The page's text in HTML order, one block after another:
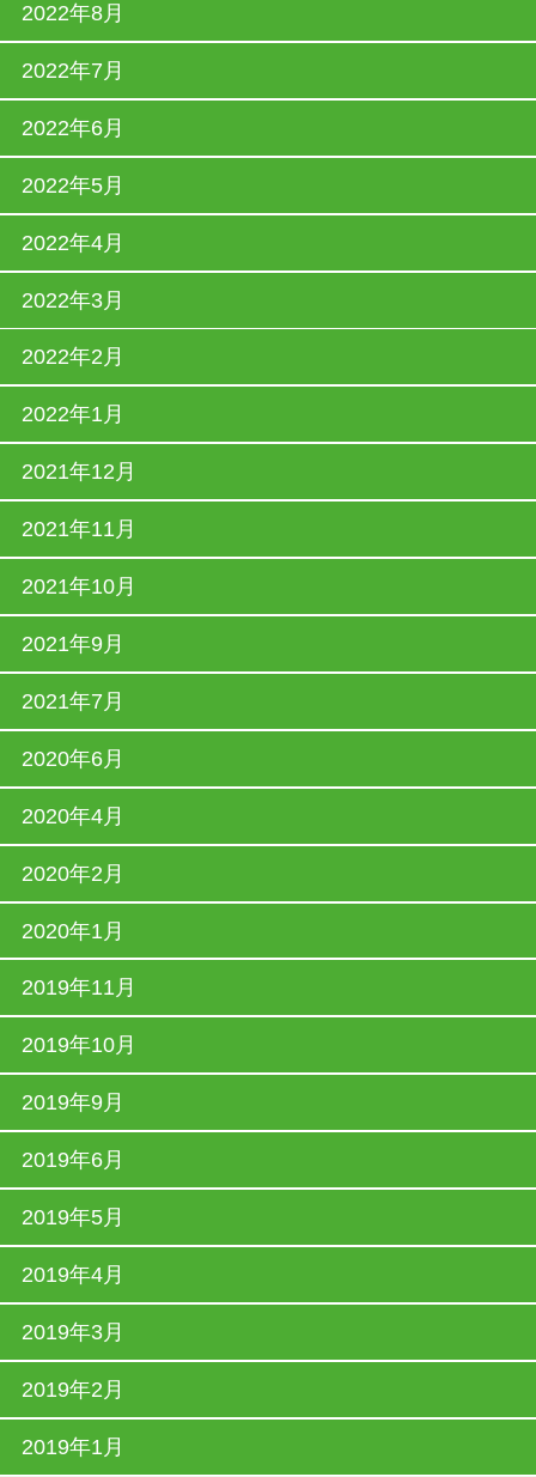
2022年8月
2022年7月
2022年6月
2022年5月
2022年4月
2022年3月
2022年2月
2022年1月
2021年12月
2021年11月
2021年10月
2021年9月
2021年7月
2020年6月
2020年4月
2020年2月
2020年1月
2019年11月
2019年10月
2019年9月
2019年6月
2019年5月
2019年4月
2019年3月
2019年2月
2019年1月